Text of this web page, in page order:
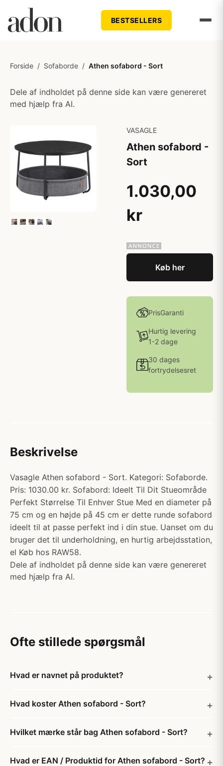
BESTSELLERS
Forside / Sofaborde / Athen sofabord - Sort
Dele af indholdet på denne side kan være genereret
med hjælp fra AI.
VASAGLE
Athen sofabord -
Sort
1.030,00
kr
Køb her
PrisGaranti
Hurtig levering
1-2 dage
30 dages
fortrydelsesret
Beskrivelse
Vasagle Athen sofabord - Sort. Kategori: Sofaborde.
Pris: 1030.00 kr. Sofabord: Ideelt Til Dit Stueområde
Perfekt Størrelse Til Enhver Stue Med en diameter på
75 cm og en højde på 45 cm er dette runde sofabord
ideelt til at passe perfekt ind i din stue. Uanset om du
bruger det til underholdning, en hurtig arbejdsstation,
el Køb hos RAW58.
Dele af indholdet på denne side kan være genereret
med hjælp fra AI.
Ofte stillede spørgsmål
Hvad er navnet på produktet?
Hvad koster Athen sofabord - Sort?
Hvilket mærke står bag Athen sofabord - Sort?
Hvad er EAN / Produktid for Athen sofabord - Sort?